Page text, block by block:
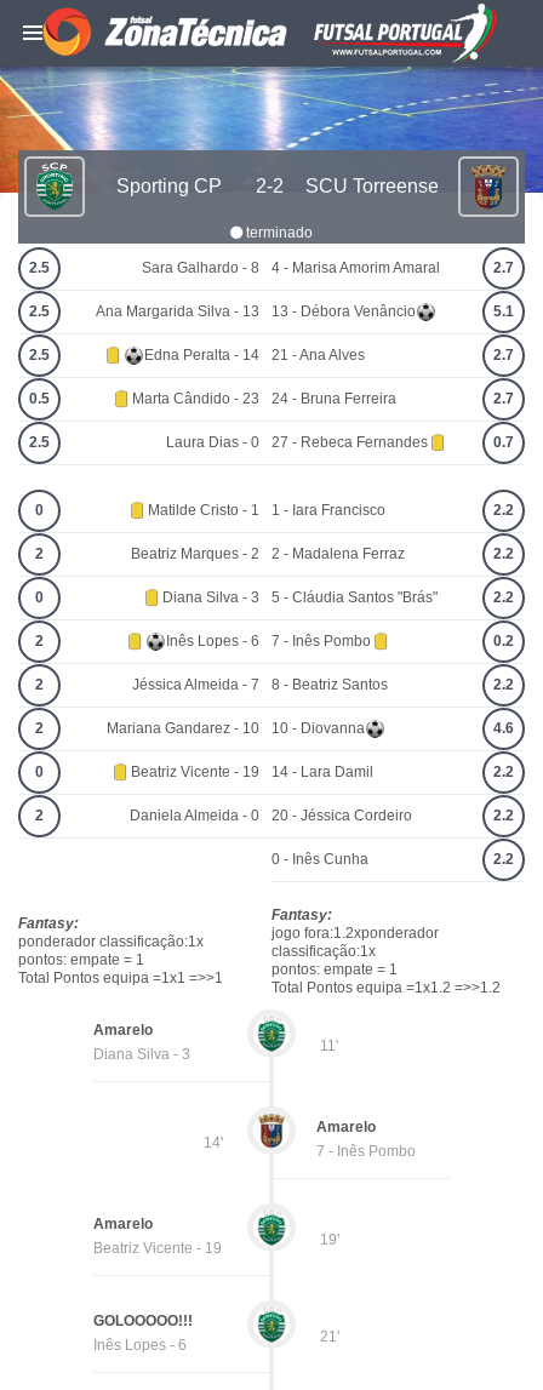
Sporting CP 2-2 SCU Torreense
terminado
2.5 Sara Galhardo - 8
2.5 Ana Margarida Silva - 13
2.5 Edna Peralta - 14
0.5 Marta Cândido - 23
2.5 Laura Dias - 0
4 - Marisa Amorim Amaral 2.7
13 - Débora Venâncio 5.1
21 - Ana Alves 2.7
24 - Bruna Ferreira 2.7
27 - Rebeca Fernandes 0.7
0 Matilde Cristo - 1
2 Beatriz Marques - 2
0 Diana Silva - 3
2 Inês Lopes - 6
2 Jéssica Almeida - 7
2 Mariana Gandarez - 10
0 Beatriz Vicente - 19
2 Daniela Almeida - 0
1 - Iara Francisco 2.2
2 - Madalena Ferraz 2.2
5 - Cláudia Santos "Brás" 2.2
7 - Inês Pombo 0.2
8 - Beatriz Santos 2.2
10 - Diovanna 4.6
14 - Lara Damil 2.2
20 - Jéssica Cordeiro 2.2
0 - Inês Cunha 2.2
Fantasy:
ponderador classificação:1x
pontos: empate = 1
Total Pontos equipa =1x1 =>>1
Fantasy:
jogo fora:1.2xponderador
classificação:1x
pontos: empate = 1
Total Pontos equipa =1x1.2 =>>1.2
11'
Amarelo
Diana Silva - 3
14'
Amarelo
7 - Inês Pombo
19'
Amarelo
Beatriz Vicente - 19
21'
GOLOOOOO!!!
Inês Lopes - 6